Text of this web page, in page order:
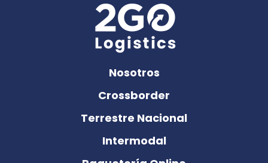
Nosotros
Crossborder
Terrestre Nacional
Intermodal